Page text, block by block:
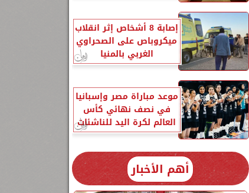
إصابة 8 أشخاص إثر انقلاب
ميكروباص على الصحراوي
الغربي بالمنيا
موعد مباراة مصر وإسبانيا
في نصف نهائي كأس
العالم لكرة اليد للناشئات
أهم الأخبار